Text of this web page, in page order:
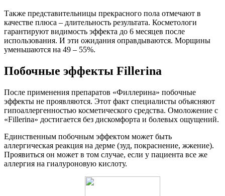
Также представительницы прекрасного пола отмечают в
качестве плюса – длительность результата. Косметологи
гарантируют видимость эффекта до 6 месяцев после
использования. И эти ожидания оправдываются. Морщины
уменьшаются на 49 – 55%.
Побочные эффекты Fillerina
После применения препаратов «Филлерина» побочные
эффекты не проявляются. Этот факт специалисты объясняют
гипоаллергенностью косметического средства. Омоложение с
«Fillerina» достигается без дискомфорта и болевых ощущений.
Единственным побочным эффектом может быть
аллергическая реакция на дерме (зуд, покраснение, жжение).
Проявиться он может в том случае, если у пациента все же
аллергия на гиалуроновую кислоту.